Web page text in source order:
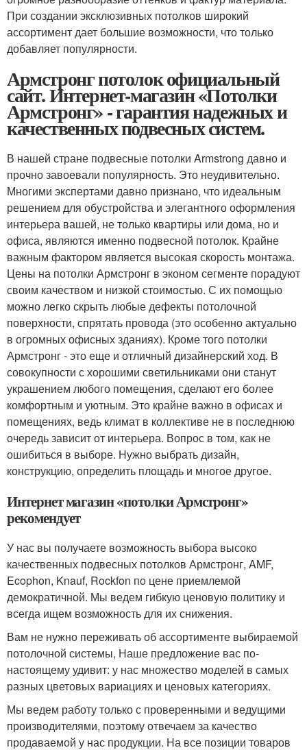
При создании эксклюзивных потолков широкий
ассортимент дает большие возможности, что только
добавляет популярности.
Армстронг потолок официальный
сайт. Интернет-магазин «Потолки
Армстронг» - гарантия надежных и
качественных подвесных систем.
В нашей стране подвесные потолки Armstrong давно и
прочно завоевали популярность. Это неудивительно.
Многими экспертами давно признано, что идеальным
решением для обустройства и элегантного оформления
интерьера вашей, не только квартиры или дома, но и
офиса, являются именно подвесной потолок. Крайне
важным фактором является высокая скорость монтажа.
Цены на потолки Армстронг в эконом сегменте порадуют
своим качеством и низкой стоимостью. С их помощью
можно легко скрыть любые дефекты потолочной
поверхности, спрятать провода (это особенно актуально
в огромных офисных зданиях). Кроме того потолки
Армстронг - это еще и отличный дизайнерский ход. В
совокупности с хорошими светильниками они станут
украшением любого помещения, сделают его более
комфортным и уютным. Это крайне важно в офисах и
помещениях, ведь климат в коллективе не в последнюю
очередь зависит от интерьера. Вопрос в том, как не
ошибиться в выборе. Нужно выбрать дизайн,
конструкцию, определить площадь и многое другое.
Интернет магазин «потолки Армстронг»
рекомендует
У нас вы получаете возможность выбора высоко
качественных подвесных потолков Армстронг, AMF,
Ecophon, Knauf, Rockfon по цене приемлемой
демократичной. Мы ведем гибкую ценовую политику и
всегда ищем возможность для их снижения.
Вам не нужно переживать об ассортименте выбираемой
потолочной системы, Наше предложение вас по-
настоящему удивит: у нас множество моделей в самых
разных цветовых вариациях и ценовых категориях.
Мы ведем работу только с проверенными и ведущими
производителями, поэтому отвечаем за качество
продаваемой у нас продукции. На все позиции товаров